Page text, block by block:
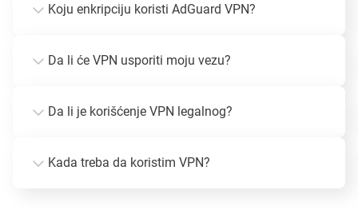
Koju enkripciju koristi AdGuard VPN?
Da li će VPN usporiti moju vezu?
Da li je korišćenje VPN legalnog?
Kada treba da koristim VPN?